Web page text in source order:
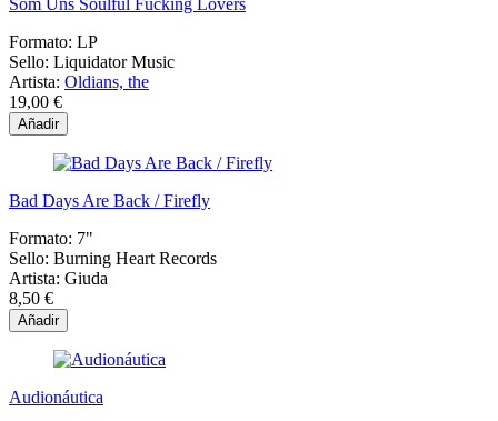
Formato: LP
Sello: Liquidator Music
Artista: Oldians, the
19,00 €
Añadir
Bad Days Are Back / Firefly
Formato: 7"
Sello: Burning Heart Records
Artista: Giuda
8,50 €
Añadir
Audionáutica